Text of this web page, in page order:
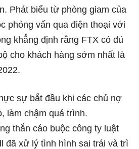
Phát biểu từ phòng giam của
phỏng vấn qua điện thoại với
khẳng định rằng FTX có đủ
cho khách hàng sớm nhất là
sự bắt đầu khi các chủ nợ
làm chậm quá trình.
thắn cáo buộc công ty luật
đã xử lý tình hình sai trái và trì